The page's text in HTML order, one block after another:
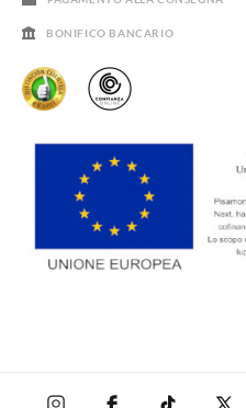
BONIFICO BANCARIO